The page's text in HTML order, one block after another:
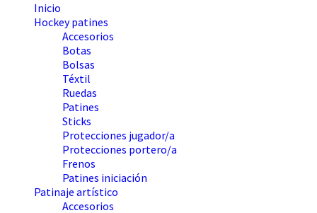
Inicio
Hockey patines
Accesorios
Botas
Bolsas
Téxtil
Ruedas
Patines
Sticks
Protecciones jugador/a
Protecciones portero/a
Frenos
Patines iniciación
Patinaje artístico
Accesorios